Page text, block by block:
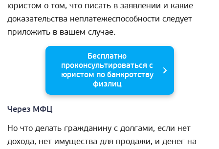
юристом о том, что писать в заявлении и какие
доказательства неплатежеспособности следует
приложить в вашем случае.
Бесплатно
проконсультироваться с
юристом по банкротству
физлиц
Через МФЦ
Но что делать гражданину с долгами, если нет
дохода, нет имущества для продажи, и денег на